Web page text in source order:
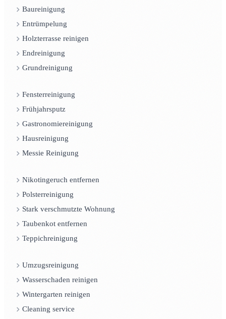
Baureinigung
Entrümpelung
Holzterrasse reinigen
Endreinigung
Grundreinigung
Fensterreinigung
Frühjahrsputz
Gastronomiereinigung
Hausreinigung
Messie Reinigung
Nikotingeruch entfernen
Polsterreinigung
Stark verschmutzte Wohnung
Taubenkot entfernen
Teppichreinigung
Umzugsreinigung
Wasserschaden reinigen
Wintergarten reinigen
Cleaning service